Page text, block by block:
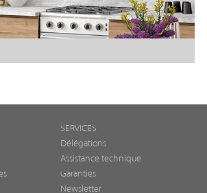
SERVICES
Délégations
Assistance technique
Garanties
Newsletter